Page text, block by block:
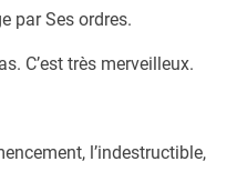
par Ses ordres.
C’est très merveilleux.
l’indestructible,